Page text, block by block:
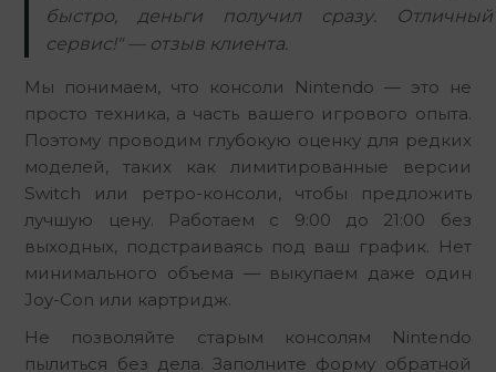
быстро, деньги получил сразу. Отличный
сервис!" — отзыв клиента.
Мы понимаем, что консоли Nintendo — это не
просто техника, а часть вашего игрового опыта.
Поэтому проводим глубокую оценку для редких
моделей, таких как лимитированные версии
Switch или ретро-консоли, чтобы предложить
лучшую цену. Работаем с 9:00 до 21:00 без
выходных, подстраиваясь под ваш график. Нет
минимального объема — выкупаем даже один
Joy-Con или картридж.
Не позволяйте старым консолям Nintendo
пылиться без дела. Заполните форму обратной